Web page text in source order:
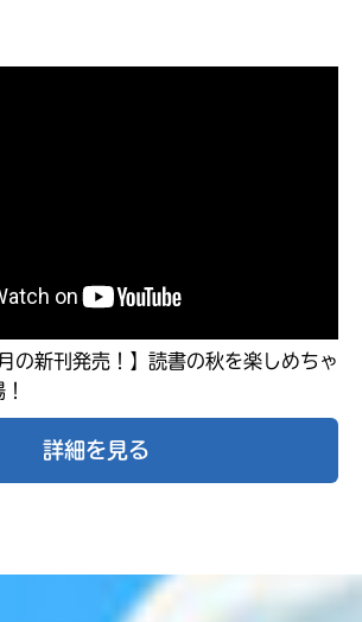
本だなが作れる！
の新刊発売！】読書の秋を楽しめちゃ
詳細を見る